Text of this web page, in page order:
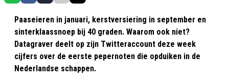
Paaseieren in januari, kerstversiering in september en
sinterklaassnoep bij 40 graden. Waarom ook niet?
Datagraver deelt op zijn Twitteraccount deze week
cijfers over de eerste pepernoten die opduiken in de
Nederlandse schappen.